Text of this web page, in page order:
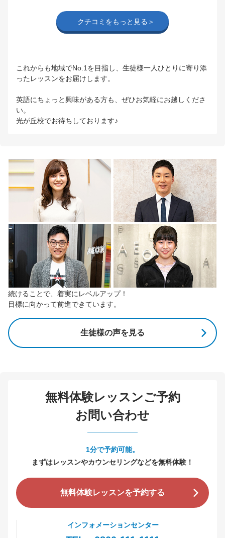
クチコミをもっと見る＞
これからも地域でNo.1を目指し、生徒様一人ひとりに寄り添
ったレッスンをお届けします。
英語にちょっと興味がある方も、ぜひお気軽にお越しくださ
い。
光が丘校でお待ちしております♪
続けることで、着実にレベルアップ！
目標に向かって前進できています。
生徒様の声を見る
無料体験レッスンご予約
お問い合わせ
1分で予約可能。
まずはレッスンやカウンセリングなどを無料体験！
無料体験レッスンを予約する
インフォメーションセンター